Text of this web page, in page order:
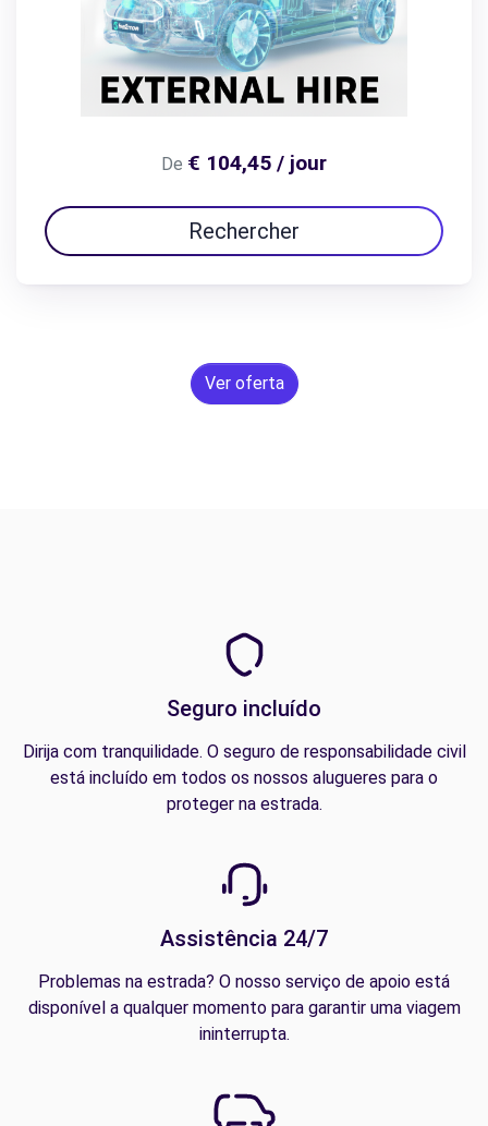
De € 104,45 / jour
Rechercher
Ver oferta
Seguro incluído
Dirija com tranquilidade. O seguro de responsabilidade civil
está incluído em todos os nossos alugueres para o
proteger na estrada.
Assistência 24/7
Problemas na estrada? O nosso serviço de apoio está
disponível a qualquer momento para garantir uma viagem
ininterrupta.